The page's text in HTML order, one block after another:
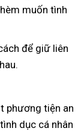
muốn tình
để giữ liên
phương tiện an
dục cá nhân